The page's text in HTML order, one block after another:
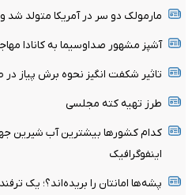
مارمولک دو سر در آمریکا متولد
آشپز مشهور صداوسیما به کانادا
تاثیر شکفت انگیز نحوه برش پیاز در
طرز تهیه کته مجلسی
کدام کشورها بیشترین آب شیرین
اینفوگرافیک
پشه‌ها امانتان را بریده‌اند؟؛ یک